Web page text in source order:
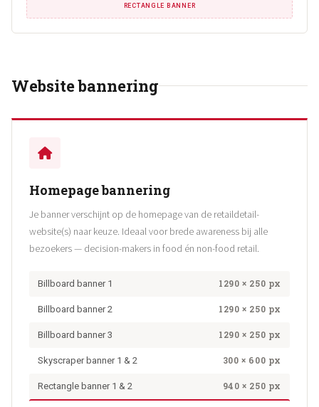
RECTANGLE BANNER
Website bannering
Homepage bannering
Je banner verschijnt op de homepage van de retaildetail-
website(s) naar keuze. Ideaal voor brede awareness bij alle
bezoekers — decision-makers in food én non-food retail.
Billboard banner 1 1290 × 250 px
Billboard banner 2 1290 × 250 px
Billboard banner 3 1290 × 250 px
Skyscraper banner 1 & 2 300 × 600 px
Rectangle banner 1 & 2 940 × 250 px